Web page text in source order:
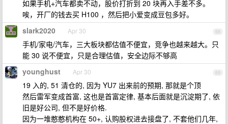
如果手机+汽车都卖不动，股价打折到 20 块再入手差不多。
唉，开厂的钱去买 H100 ，然后把小爱变成豆包多好。
68
slark2020 Apr 30
手机/家电/汽车，三大板块都估值不便宜，竞争也越来越大。只
能 30 说不便宜，只是合理估值，安全边际不够高
69
younghust Apr 30
19 入的, 51 清仓的, 因为 YU7 出来前的预期, 那就是个顶
然后雷军变成首富, 这也是首富定律, 基本后面就是沉淀期了, 依
旧是好公司, 但不是好价格.
因为一堆憨憨机构在 50+, 认购股权进去接盘了, 不套他们几年,